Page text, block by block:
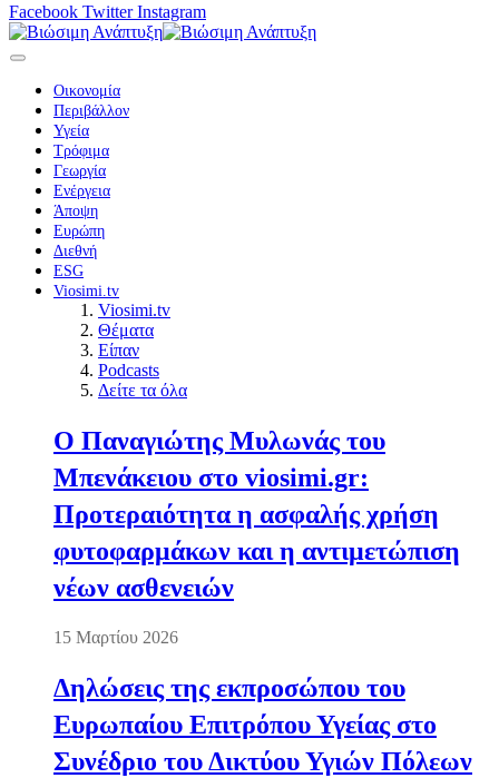
Facebook Twitter Instagram
Οικονομία
Περιβάλλον
Υγεία
Τρόφιμα
Γεωργία
Ενέργεια
Άποψη
Ευρώπη
Διεθνή
ESG
Viosimi.tv
Viosimi.tv
Θέματα
Είπαν
Podcasts
Δείτε τα όλα
Ο Παναγιώτης Μυλωνάς του
Μπενάκειου στο viosimi.gr:
Προτεραιότητα η ασφαλής χρήση
φυτοφαρμάκων και η αντιμετώπιση
νέων ασθενειών
15 Μαρτίου 2026
Δηλώσεις της εκπροσώπου του
Ευρωπαίου Επιτρόπου Υγείας στο
Συνέδριο του Δικτύου Υγιών Πόλεων